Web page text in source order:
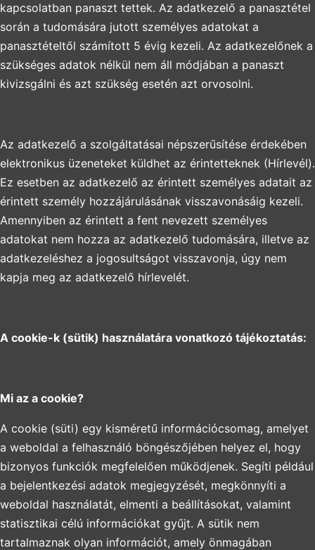
kapcsolatban panaszt tettek. Az adatkezelő a panasztétel
során a tudomására jutott személyes adatokat a
panasztételtől számított 5 évig kezeli. Az adatkezelőnek a
szükséges adatok nélkül nem áll módjában a panaszt
kivizsgálni és azt szükség esetén azt orvosolni.
Az adatkezelő a szolgáltatásai népszerűsítése érdekében
elektronikus üzeneteket küldhet az érintetteknek (Hírlevél).
Ez esetben az adatkezelő az érintett személyes adatait az
érintett személy hozzájárulásának visszavonásáig kezeli.
Amennyiben az érintett a fent nevezett személyes
adatokat nem hozza az adatkezelő tudomására, illetve az
adatkezeléshez a jogosultságot visszavonja, úgy nem
kapja meg az adatkezelő hírlevelét.
A cookie-k (sütik) használatára vonatkozó tájékoztatás:
Mi az a cookie?
A cookie (süti) egy kisméretű információcsomag, amelyet
a weboldal a felhasználó böngészőjében helyez el, hogy
bizonyos funkciók megfelelően működjenek. Segíti például
a bejelentkezési adatok megjegyzését, megkönnyíti a
weboldal használatát, elmenti a beállításokat, valamint
statisztikai célú információkat gyűjt. A sütik nem
tartalmaznak olyan információt, amely önmagában